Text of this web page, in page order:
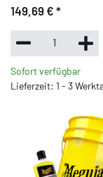
Hybrid Ceramic Wax
+ Mikrofaser Zubehör
149,69 € *
Sofort verfügbar
Lieferzeit: 1 - 3